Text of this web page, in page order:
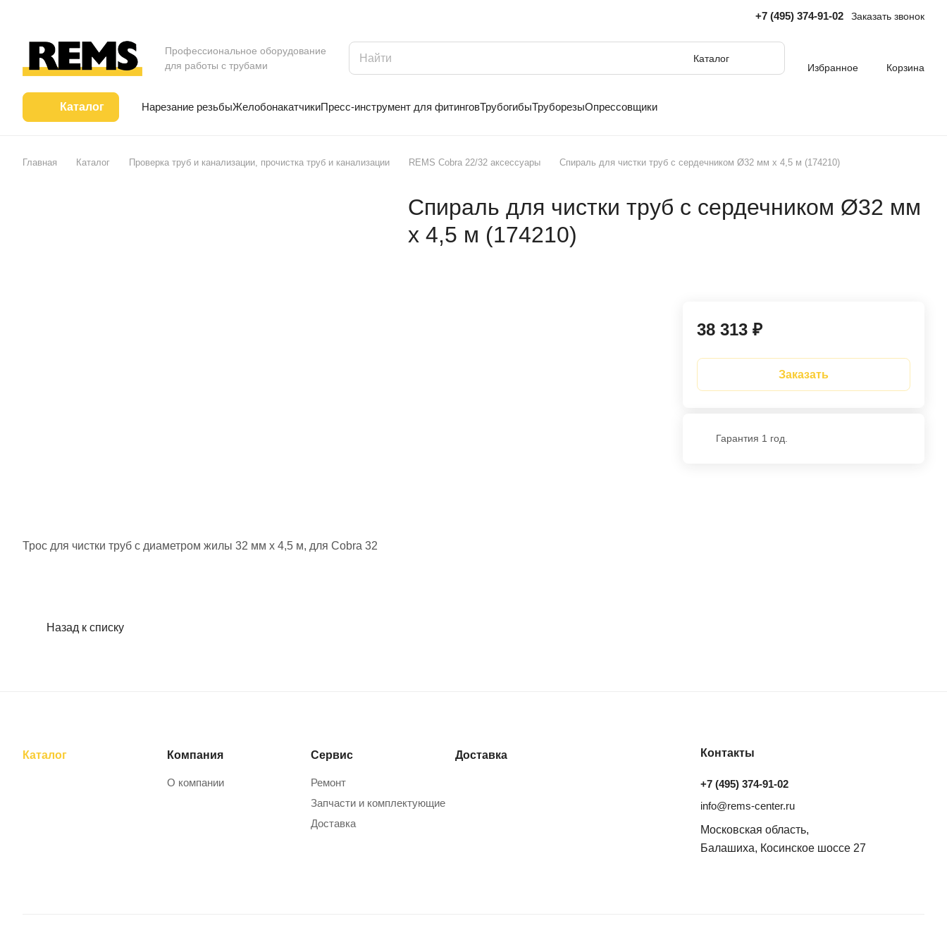
+7 (495) 374-91-02 Заказать звонок
Профессиональное оборудование
для работы с трубами
Каталог
Избранное
Корзина
Каталог Нарезание резьбыЖелобонакатчикиПресс-инструмент для фитинговТрубогибыТруборезыОпрессовщики
Главная Каталог Проверка труб и канализации, прочистка труб и канализации REMS Cobra 22/32 аксессуары Спираль для чистки труб с сердечником Ø32 мм x 4,5 м (174210)
Спираль для чистки труб с сердечником Ø32 мм
x 4,5 м (174210)
38 313 ₽
Заказать
Гарантия 1 год.
Трос для чистки труб с диаметром жилы 32 мм х 4,5 м, для Cobra 32
Назад к списку
Каталог Компания
О компании
Сервис
Ремонт
Запчасти и комплектующие
Доставка
Доставка Контакты
+7 (495) 374-91-02
info@rems-center.ru
Московская область,
Балашиха, Косинское шоссе 27